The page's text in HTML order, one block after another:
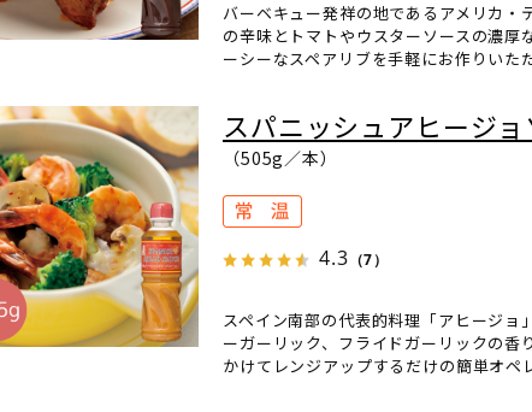
バーベキュー発祥の地であるアメリカ・
の辛味とトマトやウスターソースの濃厚
ーシーなスペアリブを手軽にお作りいた
スパニッシュアヒージョ
（505g／本）
4.3 （7）
スペイン南部の代表的料理「アヒージョ
ーガーリック、フライドガーリックの
かけてレンジアップするだけの簡単オペ